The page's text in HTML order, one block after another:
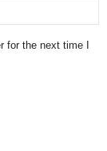
the next time I